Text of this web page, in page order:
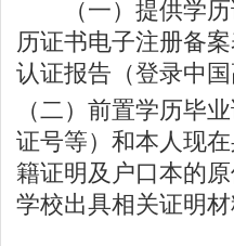
（一）提供学历
历证书电子注册备
认证报告（登录中
（二）前置学历毕
证号等）和本人现
籍证明及户口本的
学校出具相关证明材